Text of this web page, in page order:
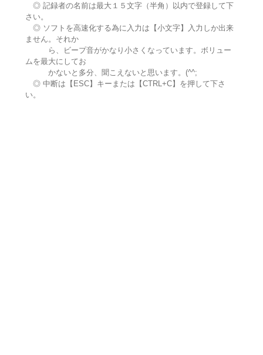
◎ 記録者の名前は最大１５文字（半角）以内で登録して下
さい。
◎ ソフトを高速化する為に入力は【小文字】入力しか出来
ません。それか
ら、ビープ音がかなり小さくなっています。ボリュー
ムを最大にしてお
かないと多分、聞こえないと思います。(^^;
◎ 中断は【ESC】キーまたは【CTRL+C】を押して下さ
い。